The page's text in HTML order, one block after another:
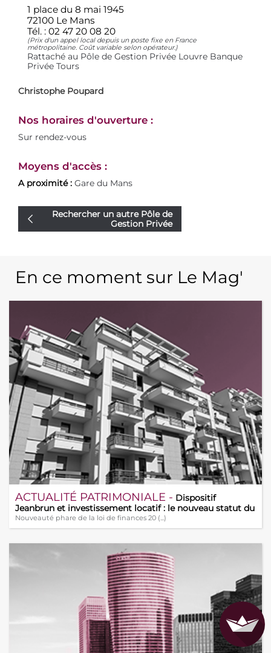
1 place du 8 mai 1945
72100 Le Mans
Tél. : 02 47 20 08 20
(Prix d'un appel local depuis un poste fixe en France
métropolitaine. Coût variable selon opérateur.)
Rattaché au Pôle de Gestion Privée Louvre Banque
Privée Tours
Christophe Poupard
Nos horaires d'ouverture :
Sur rendez-vous
Moyens d'accès :
A proximité : Gare du Mans
Rechercher un autre Pôle de
Gestion Privée
En ce moment sur Le Mag'
ACTUALITÉ PATRIMONIALE - Dispositif
Jeanbrun et investissement locatif : le nouveau statut du
bailleur privé
Nouveauté phare de la loi de finances 20 (...)